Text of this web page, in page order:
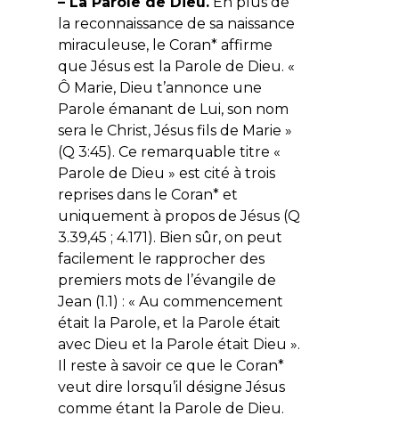
la reconnaissance de sa naissance
miraculeuse, le Coran* affirme
que Jésus est la Parole de Dieu. «
Ô Marie, Dieu t’annonce une
Parole émanant de Lui, son nom
sera le Christ, Jésus fils de Marie »
(Q 3:45). Ce remarquable titre «
Parole de Dieu » est cité à trois
reprises dans le Coran* et
uniquement à propos de Jésus (Q
3.39,45 ; 4.171). Bien sûr, on peut
facilement le rapprocher des
premiers mots de l’évangile de
Jean (1.1) : « Au commencement
était la Parole, et la Parole était
avec Dieu et la Parole était Dieu ».
Il reste à savoir ce que le Coran*
veut dire lorsqu’il désigne Jésus
comme étant la Parole de Dieu.